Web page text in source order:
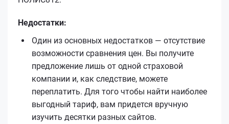
Недостатки:
Один из основных недостатков — отсутствие
возможности сравнения цен. Вы получите
предложение лишь от одной страховой
компании и, как следствие, можете
переплатить. Для того чтобы найти наиболее
выгодный тариф, вам придется вручную
изучить десятки разных сайтов.